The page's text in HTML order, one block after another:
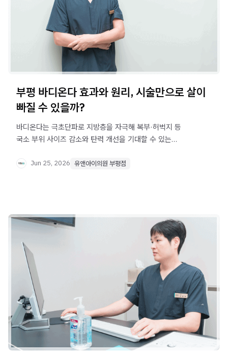
부평 바디온다 효과와 원리, 시술만으로 살이
빠질 수 있을까?
바디온다는 극초단파로 지방층을 자극해 복부·허벅지 등
국소 부위 사이즈 감소와 탄력 개선을 기대할 수 있는
한눈에 확인하세요.
Jun 25, 2026 유앤아이의원 부평점